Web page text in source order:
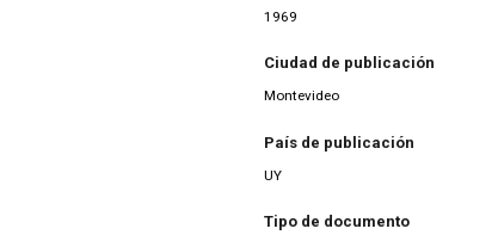
1969
Ciudad de publicación
Montevideo
País de publicación
UY
Tipo de documento